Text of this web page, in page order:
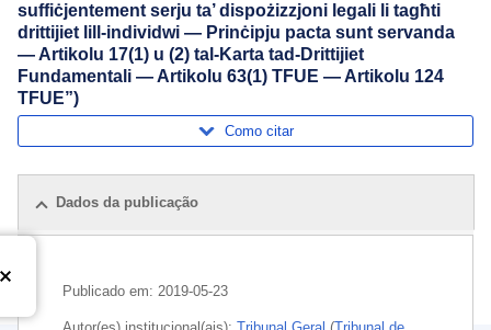
suffiċjentement serju ta’ dispożizzjoni legali li tagħti
drittijiet lill-individwi — Prinċipju pacta sunt servanda
— Artikolu 17(1) u (2) tal-Karta tad-Drittijiet
Fundamentali — Artikolu 63(1) TFUE — Artikolu 124
TFUE”)
Como citar
Dados da publicação
Publicado em: 2019-05-23